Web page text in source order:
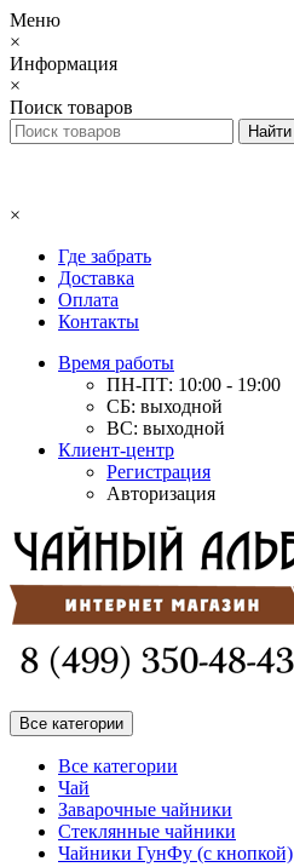
Меню
×
Информация
×
Поиск товаров
×
Где забрать
Доставка
Оплата
Контакты
Время работы
ПН-ПТ: 10:00 - 19:00
СБ: выходной
ВС: выходной
Клиент-центр
Регистрация
Авторизация
Все категории
Все категории
Чай
Заварочные чайники
Стеклянные чайники
Чайники ГунФу (с кнопкой)